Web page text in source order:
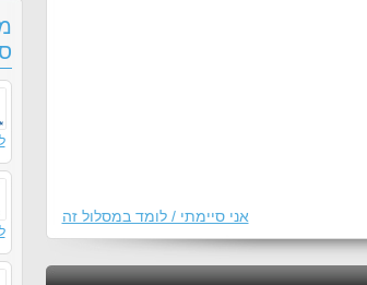
אני סיימתי / לומד במסלול זה